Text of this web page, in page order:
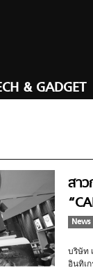
& GADGET
สา
News
บริษัท
อินทิเก